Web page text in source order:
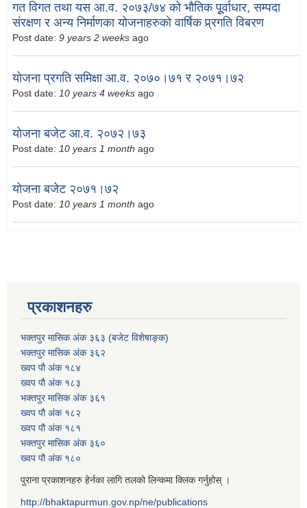
गत विगत तथा यस आ.व. २०७३/७४ को भौतिक पूूर्वाधार, सम्पदा
संरक्षण र अन्य निर्माणका योजनाहरुको वार्षिक प्र्रगति विबरण
Post date: 9 years 2 weeks ago
योजना प्रगति समिक्षा आ.व. २०७०।७१ र २०७१।७२
Post date: 10 years 4 weeks ago
योजना बजेट आ.व. २०७२।७३
Post date: 10 years 1 month ago
योजना बजेट २०७१।७२
Post date: 10 years 1 month ago
प्रकाशनहरु
भक्तपुर मासिक अंक ३६३ (बजेट विशेषाङ्क)
भक्तपुर मासिक अंक ३६२
ख्वप पौ अंक १८४
ख्वप पौ अंक १८३
भक्तपुर मासिक अंक ३६१
ख्वप पौ अंक १८२
ख्वप पौ अंक १८१
भक्तपुर मासिक अंक ३६०
ख्वप पौ अंक १८०
पुराना प्रकाशनहरु हेर्नका लागि तलको लिन्कमा क्लिक गर्नुहोस् ।
http://bhaktapurmun.gov.np/ne/publications